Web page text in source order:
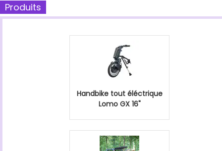
Produits
Handbike tout éléctrique
Lomo GX 16"